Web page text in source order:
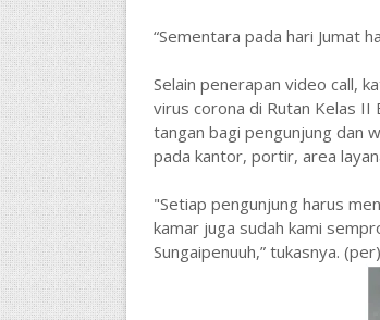
“Sementara pada hari Jumat
Selain penerapan video call,
virus corona di Rutan Kelas II
tangan bagi pengunjung dan
pada kantor, portir, area
"Setiap pengunjung harus
kamar juga sudah kami
Sungaipenuuh,” tukasnya. (per)